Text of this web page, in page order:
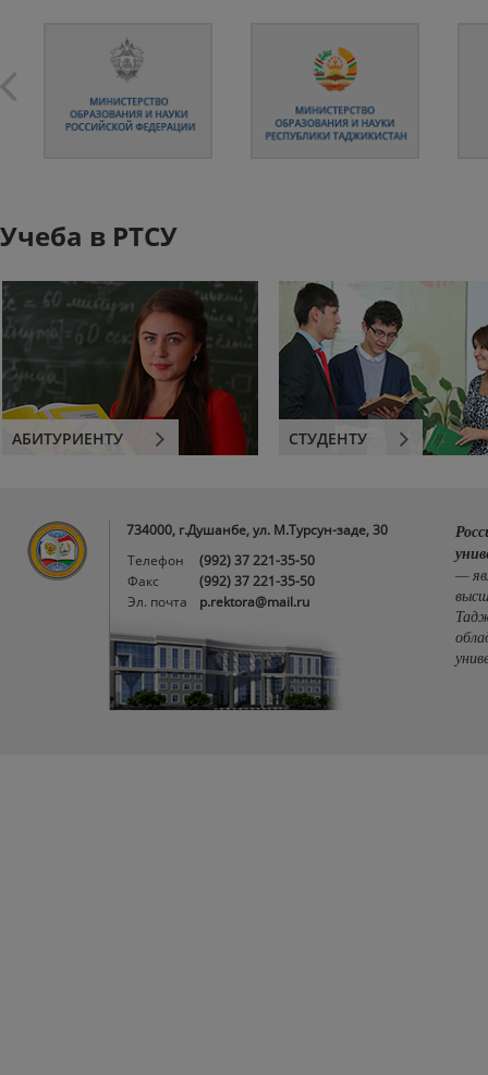
Учеба в РТСУ
АБИТУРИЕНТУ СТУДЕНТУ
734000, г.Душанбе, ул. М.Турсун-заде, 30
Телефон
(992) 37 221-35-50
Факс
(992) 37 221-35-50
Эл. почта
p.rektora@mail.ru
—